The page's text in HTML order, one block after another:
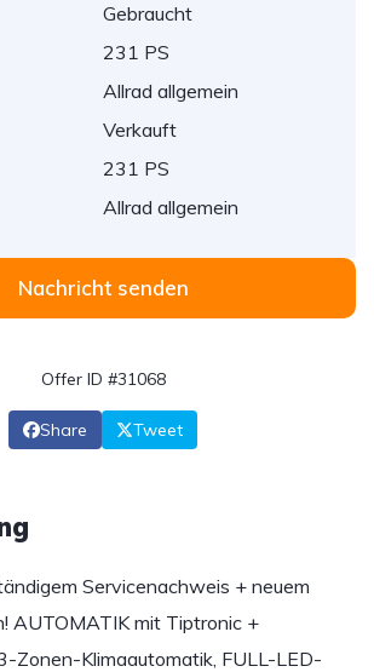
Gebraucht
231 PS
Allrad allgemein
Verkauft
231 PS
Allrad allgemein
Nachricht senden
Offer ID #31068
Share Tweet
Servicenachweis + neuem
AUTOMATIK mit Tiptronic +
Zonen-Klimaautomatik, FULL-LED-